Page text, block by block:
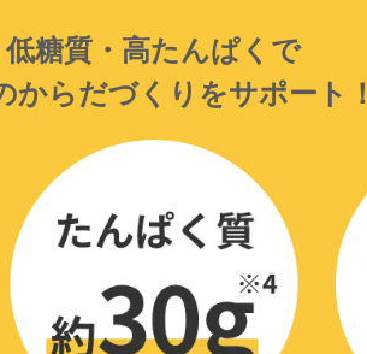
低糖質・高たんぱくで
からだづくりをサポート！